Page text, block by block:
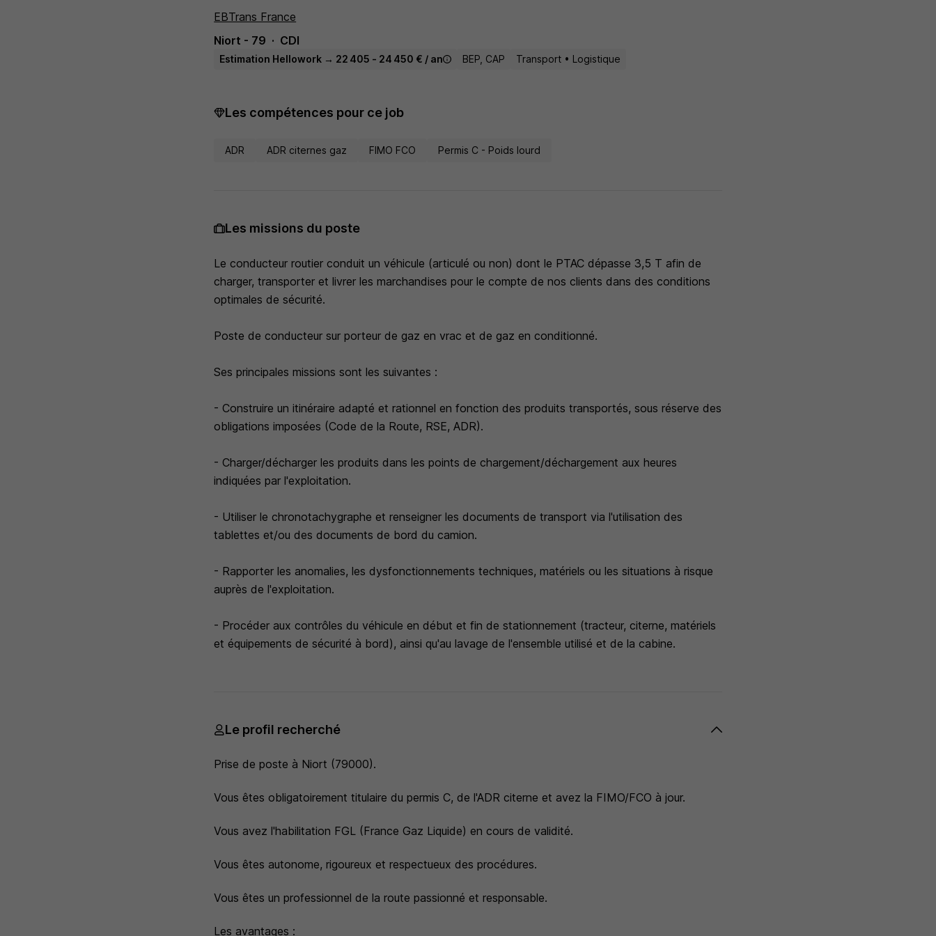
EBTrans France
Niort - 79
CDI
Estimation Hellowork → 22 405 - 24 450 € / an BEP, CAP Transport • Logistique
Les compétences pour ce job
ADR ADR citernes gaz FIMO FCO Permis C - Poids lourd
Les missions du poste
Le conducteur routier conduit un véhicule (articulé ou non) dont le PTAC dépasse 3,5 T afin de
charger, transporter et livrer les marchandises pour le compte de nos clients dans des conditions
optimales de sécurité.
Poste de conducteur sur porteur de gaz en vrac et de gaz en conditionné.
Ses principales missions sont les suivantes :
- Construire un itinéraire adapté et rationnel en fonction des produits transportés, sous réserve des
obligations imposées (Code de la Route, RSE, ADR).
- Charger/décharger les produits dans les points de chargement/déchargement aux heures
indiquées par l'exploitation.
- Utiliser le chronotachygraphe et renseigner les documents de transport via l'utilisation des
tablettes et/ou des documents de bord du camion.
- Rapporter les anomalies, les dysfonctionnements techniques, matériels ou les situations à risque
auprès de l'exploitation.
- Procéder aux contrôles du véhicule en début et fin de stationnement (tracteur, citerne, matériels
et équipements de sécurité à bord), ainsi qu'au lavage de l'ensemble utilisé et de la cabine.
Le profil recherché
Prise de poste à Niort (79000).
Vous êtes obligatoirement titulaire du permis C, de l'ADR citerne et avez la FIMO/FCO à jour.
Vous avez l'habilitation FGL (France Gaz Liquide) en cours de validité.
Vous êtes autonome, rigoureux et respectueux des procédures.
Vous êtes un professionnel de la route passionné et responsable.
Les avantages :